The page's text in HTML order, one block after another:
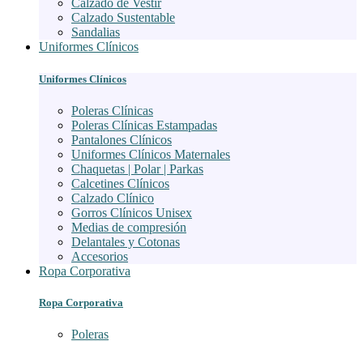
Calzado de Vestir
Calzado Sustentable
Sandalias
Uniformes Clínicos
Uniformes Clínicos
Poleras Clínicas
Poleras Clínicas Estampadas
Pantalones Clínicos
Uniformes Clínicos Maternales
Chaquetas | Polar | Parkas
Calcetines Clínicos
Calzado Clínico
Gorros Clínicos Unisex
Medias de compresión
Delantales y Cotonas
Accesorios
Ropa Corporativa
Ropa Corporativa
Poleras